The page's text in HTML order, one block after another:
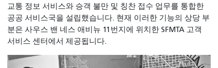
교통 정보 서비스와 승객 불만 및 칭찬 접수 업무를 통합한
공공 서비스국을 설립했습니다. 현재 이러한 기능의 상당 부
분은 사우스 밴 네스 애비뉴 11번지에 위치한 SFMTA 고객
서비스 센터에서 제공됩니다.